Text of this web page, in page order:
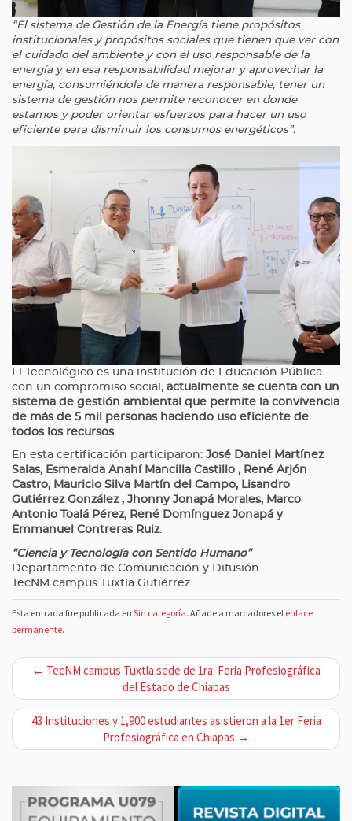
“El sistema de Gestión de la Energía tiene propósitos
institucionales y propósitos sociales que tienen que ver con
el cuidado del ambiente y con el uso responsable de la
energía y en esa responsabilidad mejorar y aprovechar la
energía, consumiéndola de manera responsable, tener un
sistema de gestión nos permite reconocer en donde
estamos y poder orientar esfuerzos para hacer un uso
eficiente para disminuir los consumos energéticos”.
El Tecnológico es una institución de Educación Pública
con un compromiso social, actualmente se cuenta con un
sistema de gestión ambiental que permite la convivencia
de más de 5 mil personas haciendo uso eficiente de
todos los recursos
En esta certificación participaron: José Daniel Martínez
Salas, Esmeralda Anahí Mancilla Castillo , René Arjón
Castro, Mauricio Silva Martín del Campo, Lisandro
Gutiérrez González , Jhonny Jonapá Morales, Marco
Antonio Toalá Pérez, René Domínguez Jonapá y
Emmanuel Contreras Ruiz.
“Ciencia y Tecnología con Sentido Humano”
Departamento de Comunicación y Difusión
TecNM campus Tuxtla Gutiérrez
Esta entrada fue publicada en Sin categoría. Añade a marcadores el enlace
permanente.
N
a
v
g
c
← TecNM campus Tuxtla sede de 1ra. Feria Profesiográfica
del Estado de Chiapas
43 Instituciones y 1,900 estudiantes asistieron a la 1er Feria
Profesiográfica en Chiapas →